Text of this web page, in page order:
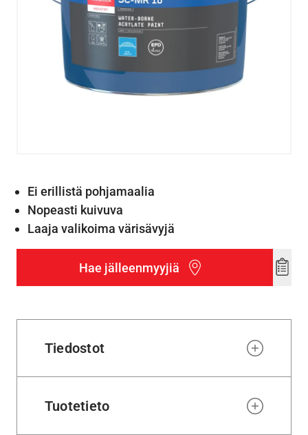
Ei erillistä pohjamaalia
Nopeasti kuivuva
Laaja valikoima värisävyjä
Hae jälleenmyyjiä
Add
Tiedostot
Tuotetieto